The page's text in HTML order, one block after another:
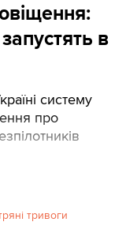
в
систему
про
тривоги